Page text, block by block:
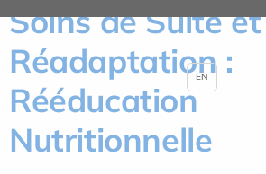
Soins de Suite
Réadaptation :
Rééducation
Nutritionnelle
EN